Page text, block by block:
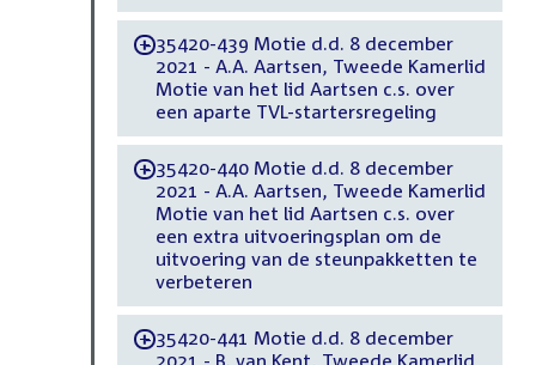
-35420-439 Motie d.d. 8 december
2021 - A.A. Aartsen, Tweede Kamerlid
Motie van het lid Aartsen c.s. over
een aparte TVL-startersregeling
-35420-440 Motie d.d. 8 december
2021 - A.A. Aartsen, Tweede Kamerlid
Motie van het lid Aartsen c.s. over
een extra uitvoeringsplan om de
uitvoering van de steunpakketten te
verbeteren
-35420-441 Motie d.d. 8 december
2021 - B. van Kent, Tweede Kamerlid